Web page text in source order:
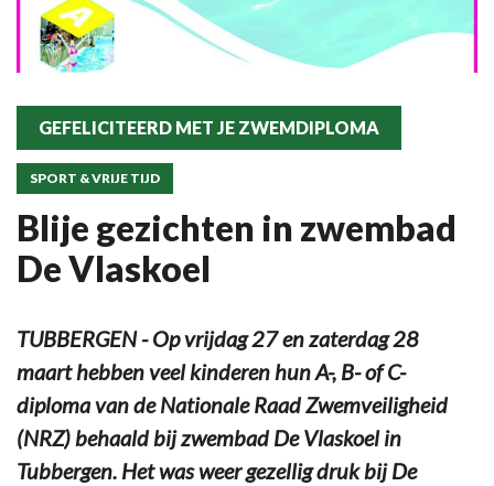
GEFELICITEERD MET JE ZWEMDIPLOMA
SPORT & VRIJE TIJD
Blije gezichten in zwembad
De Vlaskoel
TUBBERGEN - Op vrijdag 27 en zaterdag 28
maart hebben veel kinderen hun A-, B- of C-
diploma van de Nationale Raad Zwemveiligheid
(NRZ) behaald bij zwembad De Vlaskoel in
Tubbergen. Het was weer gezellig druk bij De